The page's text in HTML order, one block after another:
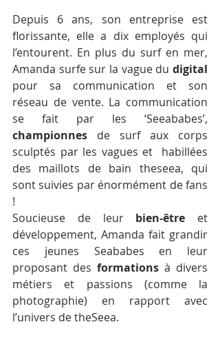
Depuis 6 ans, son entreprise est
florissante, elle a dix employés qui
l’entourent. En plus du surf en mer,
Amanda surfe sur la vague du digital
pour sa communication et son
réseau de vente. La communication
championnes de surf aux corps
sculptés par les vagues et  habillées
des maillots de bain theseea, qui
sont suivies par énormément de fans
!
Soucieuse de leur bien-être et
développement, Amanda fait grandir
ces jeunes Seababes en leur
proposant des formations à divers
métiers et passions (comme la
photographie) en rapport avec
l’univers de theSeea.